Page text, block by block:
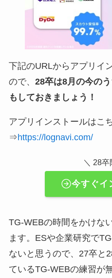
下記のURLからアプリイ
ので、 28卒は8月の今の
もしておきましょう！
アプリインストールはこ
⇒https://lognavi.com/
＼ 28卒
今すぐイ
TG-WEBの時間をかけな
ます。ESや企業研究で
ないと思うので、27卒と
ているTG-WEBの練習が